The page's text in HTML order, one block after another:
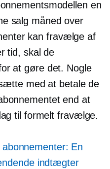
en
salg måned over
kan fravælge af
tid, skal de
at gøre det. Nogle
med at betale de
end at
til formeltfravælge.
En
indtægter